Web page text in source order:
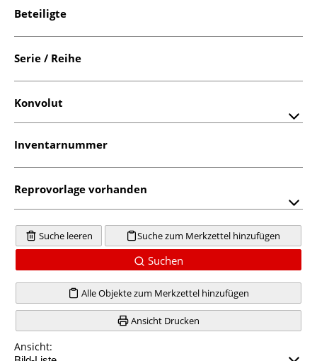
Beteiligte
Serie / Reihe
Konvolut
Inventarnummer
Reprovorlage vorhanden
Suche leeren Suche zum Merkzettel hinzufügen
Suchen
Alle Objekte zum Merkzettel hinzufügen
Ansicht Drucken
Ansicht: